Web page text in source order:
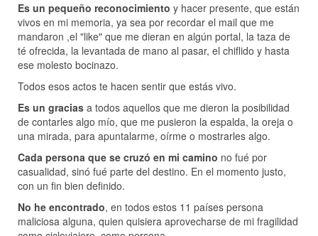
Es un pequeño reconocimiento y hacer presente, que están
vivos en mi memoria, ya sea por recordar el mail que me
mandaron ,el "like" que me dieran en algún portal, la taza de
té ofrecida, la levantada de mano al pasar, el chiflido y hasta
ese molesto bocinazo.
Todos esos actos te hacen sentir que estás vivo.
Es un gracias a todos aquellos que me dieron la posibilidad
de contarles algo mío, que me pusieron la espalda, la oreja o
una mirada, para apuntalarme, oírme o mostrarles algo.
Cada persona que se cruzó en mi camino no fué por
casualidad, sinó fué parte del destino. En el momento justo,
con un fin bien definido.
No he encontrado, en todos estos 11 países persona
maliciosa alguna, quien quisiera aprovecharse de mi fragilidad